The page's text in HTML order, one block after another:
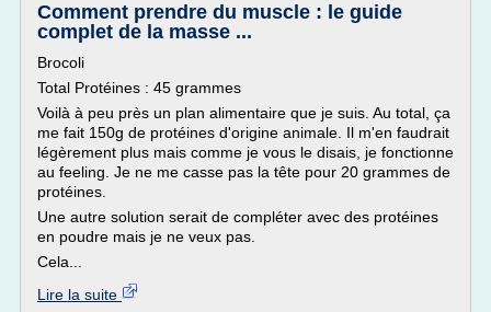
Comment prendre du muscle : le guide
complet de la masse ...
Brocoli
Total Protéines : 45 grammes
Voilà à peu près un plan alimentaire que je suis. Au total, ça
me fait 150g de protéines d'origine animale. Il m'en faudrait
légèrement plus mais comme je vous le disais, je fonctionne
au feeling. Je ne me casse pas la tête pour 20 grammes de
protéines.
Une autre solution serait de compléter avec des protéines
en poudre mais je ne veux pas.
Cela...
Lire la suite